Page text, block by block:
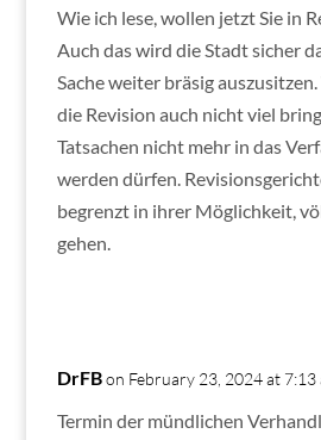
Wie ich lese, wollen jetzt Sie in
Auch das wird die Stadt sicher
Sache weiter bräsig
die Revision auch nicht viel
Tatsachen nicht mehr in das
werden dürfen.
begrenzt in ihrer Möglichkeit,
gehen.
DrFB on February 23, 2024 at 7:13
Termin der mündlichen